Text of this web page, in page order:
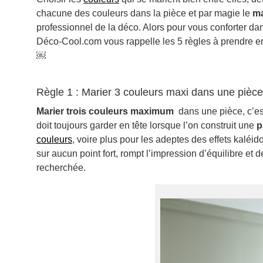
chacune des couleurs dans la pièce et par magie le
professionnel de la déco. Alors pour vous conforter
Déco-Cool.com vous rappelle les 5 règles à prendre
￼
Règle 1 : Marier 3 couleurs maxi dans une pièce
Marier trois couleurs maximum dans une pièce,
doit toujours garder en tête lorsque l’on construit une
couleurs, voire plus pour les adeptes des effets
sur aucun point fort, rompt l’impression d’équilibre et
recherchée.